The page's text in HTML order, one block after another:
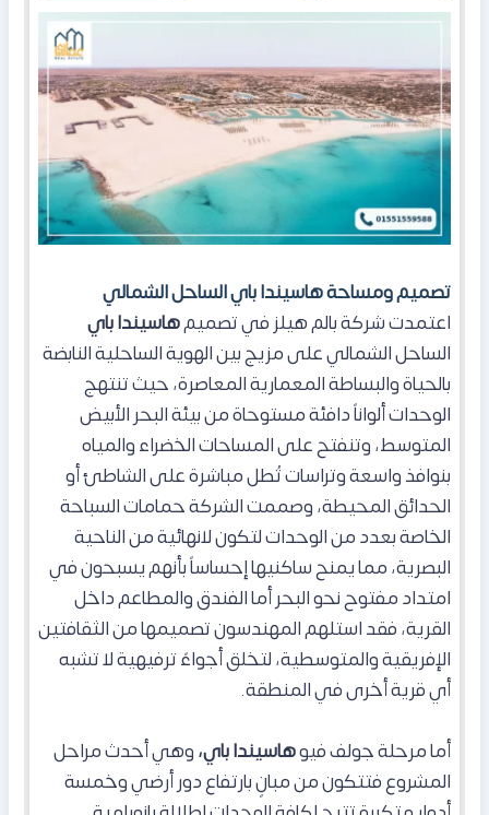
تصميم ومساحة هاسيندا باي الساحل الشمالي
اعتمدت شركة بالم هيلز في تصميمهاسيندا باي
الساحل الشمالي على مزيج بين الهوية الساحلية النابضة
بالحياة والبساطة المعمارية المعاصرة، حيث تنتهج
الوحدات ألواناً دافئة مستوحاة من بيئة البحر الأبيض
المتوسط، وتنفتح على المساحات الخضراء والمياه
بنوافذ واسعة وتراسات تُطل مباشرة على الشاطئ أو
الحدائق المحيطة، وصممت الشركة حمامات السباحة
الخاصة بعدد من الوحدات لتكون لانهائية من الناحية
البصرية، مما يمنح ساكنيها إحساساً بأنهم يسبحون في
امتداد مفتوح نحو البحر أما الفندق والمطاعم داخل
القرية، فقد استلهم المهندسون تصميمها من الثقافتين
الإفريقية والمتوسطية، لتخلق أجواءً ترفيهية لا تشبه
أي قرية أخرى في المنطقة.
أما مرحلة جولف فيوهاسيندا باي،وهي أحدث مراحل
المشروع فتتكون من مبانٍ بارتفاع دور أرضي وخمسة